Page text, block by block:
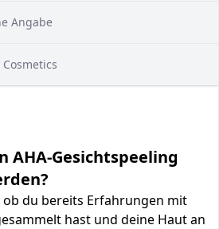
Angabe
Cosmetics
AHA-Gesichtspeeling
ob du bereits Erfahrungen mit
hast und deine Haut an